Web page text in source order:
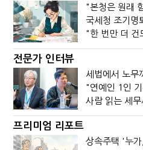
전문가 인터뷰
프리미엄 리포트